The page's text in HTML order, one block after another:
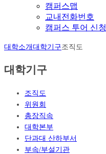
캠퍼스맵
교내전화번호
캠퍼스 투어 신청
대학소개 대학기구조직도
대학기구
조직도
위원회
총장직속
대학본부
단과대 산하부서
부속/부설기관